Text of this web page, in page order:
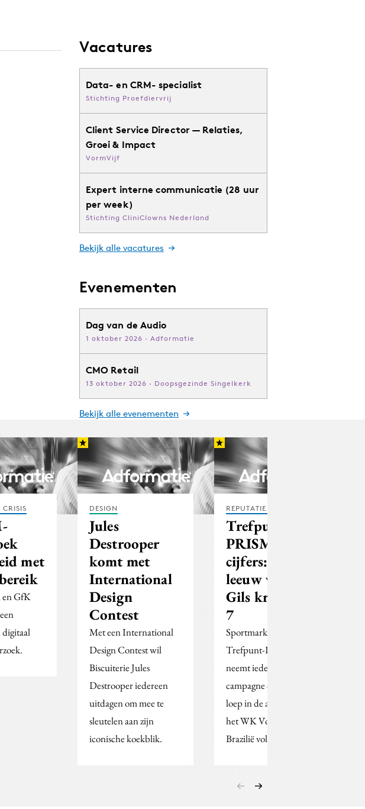
Vacatures
Data- en CRM- specialist
Stichting Proefdiervrij
Client Service Director — Relaties,
Groei & Impact
VormVijf
Expert interne communicatie (28 uur
per week)
Stichting CliniClowns Nederland
Bekijk alle vacatures
Evenementen
Dag van de Audio
1 oktober 2026 · Adformatie
CMO Retail
13 oktober 2026 · Doopsgezinde Singelkerk
Bekijk alle evenementen
CRISIS
met
GfK
digitaal
DESIGN
Jules
Destrooper
komt met
International
Design
Contest
Met een International
Design Contest wil
Biscuiterie Jules
Destrooper iedereen
uitdagen om mee te
sleutelen aan zijn
iconische koekblik.
REPUTATIE & CRISIS
Trefpunt-
PRISM geeft
cijfers: de
leeuw van Van
Gils krijgt een
7
Sportmarketingbureau
Trefpunt-PRISM
neemt iedere week een
campagne onder de
loep in de aanloop naar
het WK Voetbal in
Brazilië volgens het…